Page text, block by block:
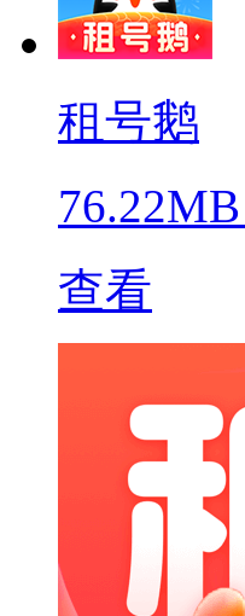
租号鹅
76.22MB
查看